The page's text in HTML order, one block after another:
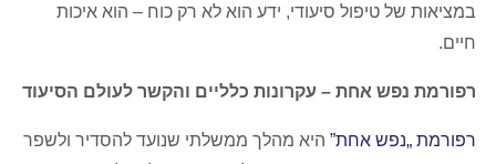
במציאות של טיפול סיעודי, ידע הוא לא רק כוח – הוא איכות
חיים.
רפורמת נפש אחת – עקרונות כלליים והקשר לעולם הסיעוד
רפורמת „נפש אחת” היא מהלך ממשלתי שנועד להסדיר ולשפר